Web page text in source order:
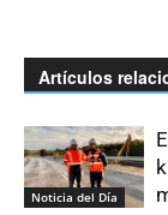
Artículos
Noticia del Día